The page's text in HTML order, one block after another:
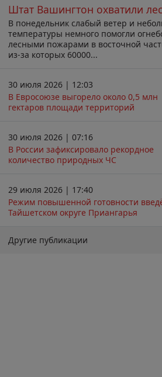
Штат Вашингтон охватили
В понедельник слабый ветер и
температуры немного помогли
лесными пожарами в восточной
из-за которых 60000...
30 июля 2026 | 12:03
В Евросоюзе выгорело около 0,5 млн
гектаров площади территорий
30 июля 2026 | 07:16
В России зафиксировало рекордное
количество природных ЧС
29 июля 2026 | 17:40
Режим повышенной готовности
Тайшетском округе Приангарья
Другие публикации